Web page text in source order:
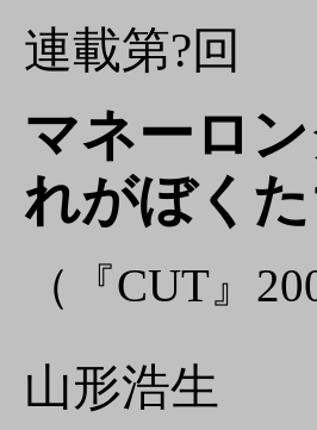
連載第?回
マネーロ
れがぼく
（『CUT』
山形浩生